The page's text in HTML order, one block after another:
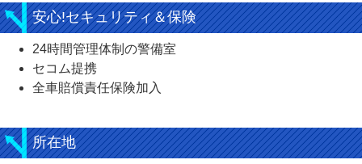
安心!セキュリティ＆保険
24時間管理体制の警備室
セコム提携
全車賠償責任保険加入
所在地